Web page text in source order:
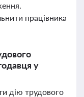
працівника
у
дію трудового